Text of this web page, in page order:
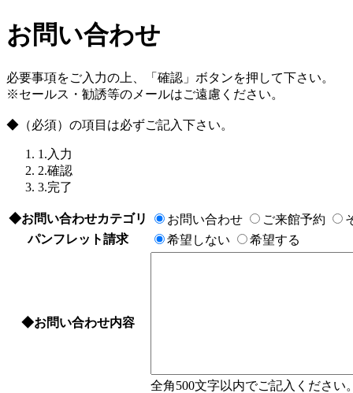
お問い合わせ
必要事項をご入力の上、「確認」ボタンを押して下さい。
※セールス・勧誘等のメールはご遠慮ください。
◆ （必須）の項目は必ずご記入下さい。
1.入力
2.確認
3.完了
◆お問い合わせカテゴリ お問い合わせ ご来館予約
パンフレット請求
希望しない 希望する
◆お問い合わせ内容
全角500文字以内でご記入ください